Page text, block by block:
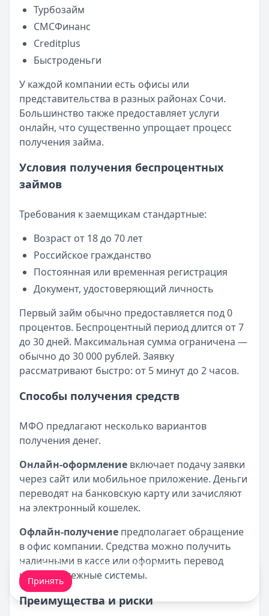
Турбозайм
СМСФинанс
Creditplus
Быстроденьги
У каждой компании есть офисы или
представительства в разных районах Сочи.
Большинство также предоставляет услуги
онлайн, что существенно упрощает процесс
получения займа.
Условия получения беспроцентных
займов
Требования к заемщикам стандартные:
Возраст от 18 до 70 лет
Российское гражданство
Постоянная или временная регистрация
Документ, удостоверяющий личность
Первый займ обычно предоставляется под 0
процентов. Беспроцентный период длится от 7
до 30 дней. Максимальная сумма ограничена —
обычно до 30 000 рублей. Заявку
рассматривают быстро: от 5 минут до 2 часов.
Способы получения средств
МФО предлагают несколько вариантов
получения денег.
Онлайн-оформление включает подачу заявки
через сайт или мобильное приложение. Деньги
переводят на банковскую карту или зачисляют
на электронный кошелек.
Офлайн-получение предполагает обращение
в офис компании. Средства можно получить
наличными в кассе или оформить перевод
через платежные системы.
Преимущества и риски
Мы обрабатываем ваши cookie-файлы.
Принять